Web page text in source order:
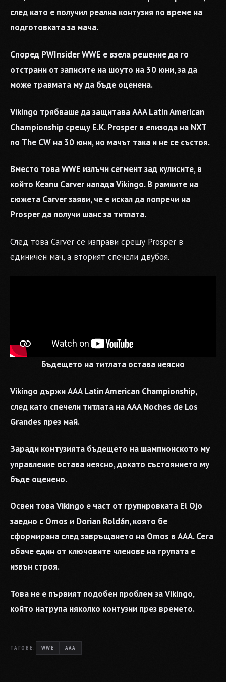
след като е получил реална контузия по време на
подготовката за мача.
Според PWInsider WWE е взела решение да го
отстрани от записите на шоуто на 30 юни, за да
може травмата му да бъде оценена.
Vikingo трябваше да защитава AAA Latin American
Championship срещу E.K. Prosper в епизода на NXT
по The CW на 30 юни, но мачът така и не се състоя.
Вместо това WWE излъчи сегмент зад кулисите, в
който Keanu Carver напада Vikingo. В рамките на
сюжета Carver заяви, че е искал да попречи на
Prosper да получи шанс за титлата.
След това Carver се изправи срещу Prosper в
единичен мач, а вторият спечели двубоя.
Бъдещето на титлата остава неясно
Vikingo държи AAA Latin American Championship,
след като спечели титлата на AAA Noches de Los
Grandes през май.
Заради контузията бъдещето на шампионското му
управление остава неясно, докато състоянието му
бъде оценено.
Освен това Vikingo е част от групировката El Ojo
заедно с Omos и Dorian Roldán, която бе
сформирана след завръщането на Omos в AAA. Сега
обаче един от ключовите членове на групата е
извън строя.
Това не е първият подобен проблем за Vikingo,
който натрупа няколко контузии през времето.
ТАГОВЕ: WWE AAA